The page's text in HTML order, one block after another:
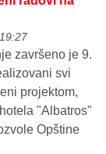
završeno je 9.
svi
projektom,
"Albatros"
Opštine